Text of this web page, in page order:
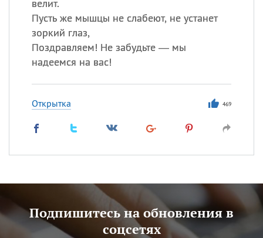
велит.
Пусть же мышцы не слабеют, не устанет
зоркий глаз,
Поздравляем! Не забудьте — мы
надеемся на вас!
Открытка 469
Подпишитесь на обновления в
соцсетях